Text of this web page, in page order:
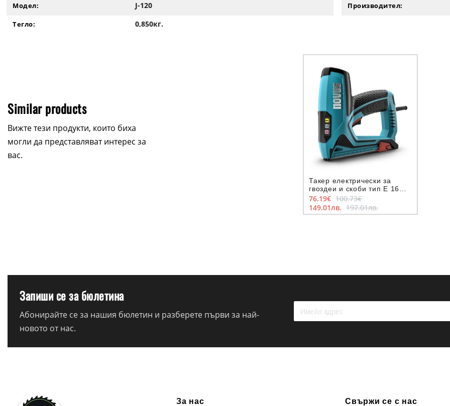
Модел: J-120 Производител:
Тегло: 0,850кг.
Similar products
Вижте тези продукти, които биха
могли да представляват интерес за
вас.
Такер електрически за
гвоздеи и скоби тип E 16
D53F G11
76.19€ 100.73€
149.01лв. 197.01лв.
Запиши се за бюлетина
Абонирайте се за нашия бюлетин и разберете първи за най-
новото от нас.
За нас Свържи се с нас